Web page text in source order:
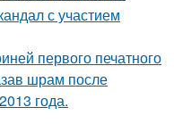
с участием
первого печатного
шрам после
года.